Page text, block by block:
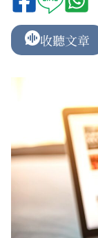
收聽文章